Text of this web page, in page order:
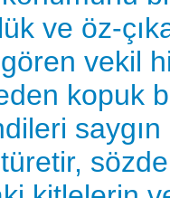
ve öz-
vekil
kopuk
saygın